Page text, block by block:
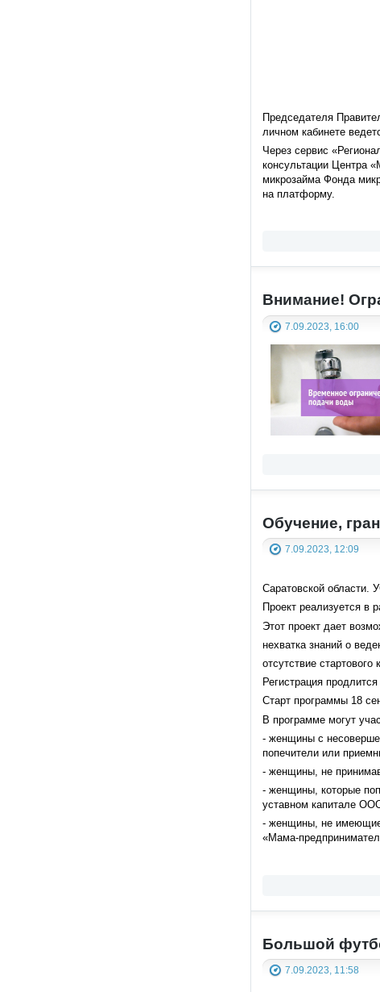
Председателя
личном кабинете
Через сервис
консультации Центра
микрозайма Фонда
на платформу.
Внимание!
7.09.2023, 16:00
Обучение,
7.09.2023, 12:09
Саратовской области.
Проект реализуется в
Этот проект дает
нехватка знаний о
отсутствие стартового
Регистрация
Старт программы 18
В программе могут
- женщины с
попечители или
- женщины, не
- женщины, которые
уставном капитале
- женщины, не
«Мама-
Большой
7.09.2023, 11:58